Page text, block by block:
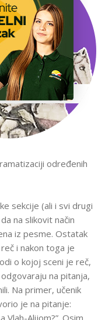
određenih
sekcije (ali i svi drugi
na slikovit način
iz pesme. Ostatak
i nakon toga je
o kojoj sceni je reč,
na pitanja,
Na primer, učenik
je na pitanje: